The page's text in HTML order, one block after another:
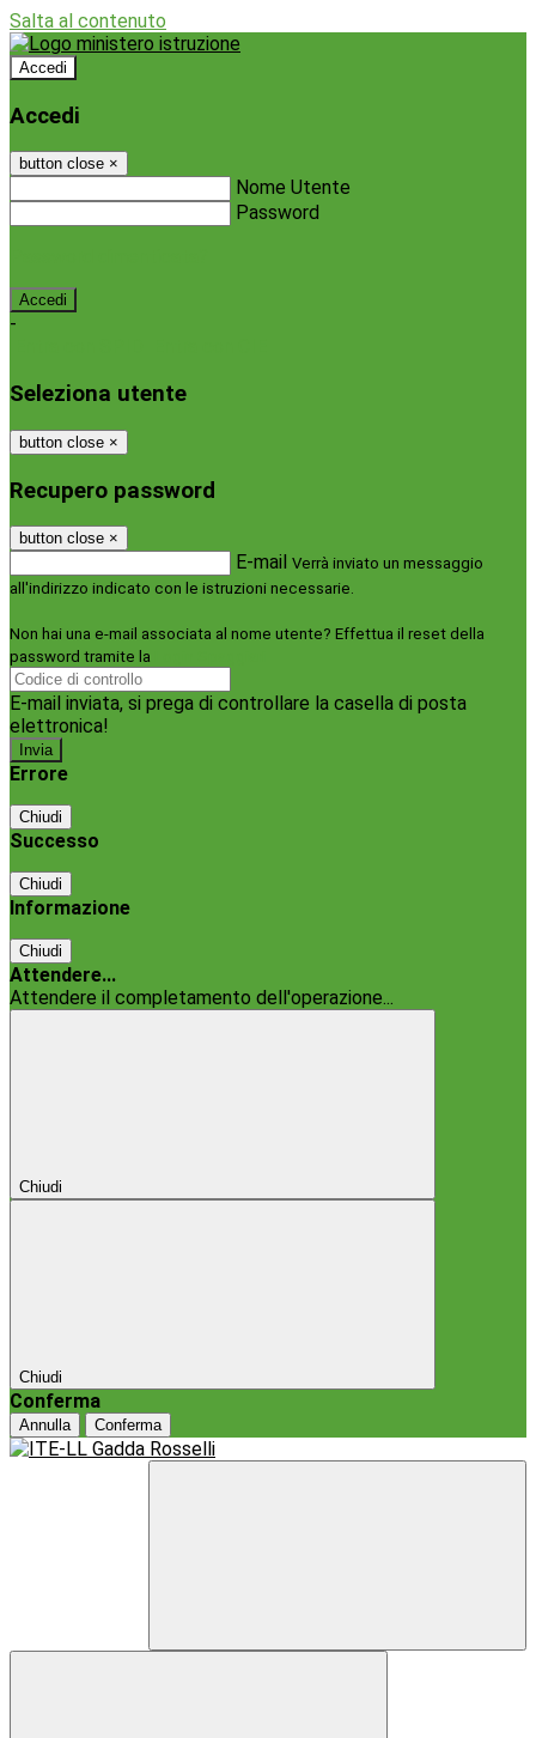
Salta al contenuto
Accedi
Accedi
button close ×
Nome Utente
Password
-
Seleziona utente
button close ×
Recupero password
button close ×
E-mail Verrà inviato un messaggio
all'indirizzo indicato con le istruzioni necessarie.
Non hai una e-mail associata al nome utente? Effettua il reset della
password tramite la
E-mail inviata, si prega di controllare la casella di posta
elettronica!
Errore
Chiudi
Successo
Chiudi
Informazione
Chiudi
Attendere...
Attendere il completamento dell'operazione...
Chiudi
Chiudi
Conferma
Annulla Conferma